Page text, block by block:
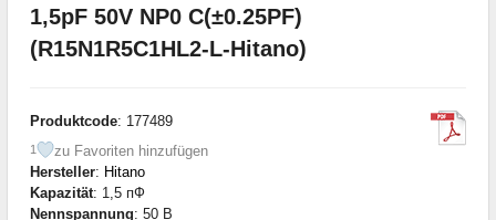
1,5pF 50V NP0 C(±0.25PF)
(R15N1R5C1HL2-L-Hitano)
Produktcode: 177489
1
zu Favoriten hinzufügen
Hersteller: Hitano
Kapazität: 1,5 пФ
Nennspannung: 50 В